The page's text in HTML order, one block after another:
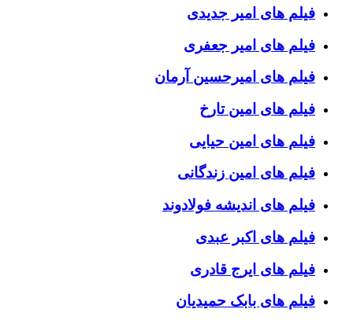
فیلم های امیر جدیدی
فیلم های امیر جعفری
فیلم های امیرحسین آرمان
فیلم های امین تارخ
فیلم های امین حیایی
فیلم های امین زندگانی
فیلم های اندیشه فولادوند
فیلم های اکبر عبدی
فیلم های ایرج قادری
فیلم های بابک حمیدیان